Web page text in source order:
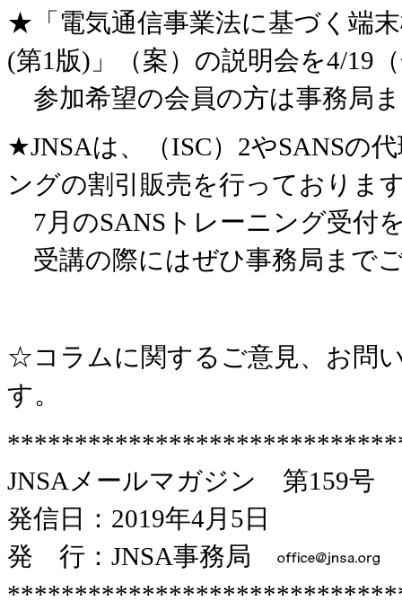
★「電気通信事業法に基づく端
(第1版)」（案）の説明会を4/19
参加希望の会員の方は事務局
★JNSAは、（ISC）2やSANSの
ングの割引販売を行っておりま
7月のSANSトレーニング受付
受講の際にはぜひ事務局まで
☆コラムに関するご意見、お問
す。
JNSAメールマガジン 第159号
発信日：2019年4月5日
発 行：JNSA事務局